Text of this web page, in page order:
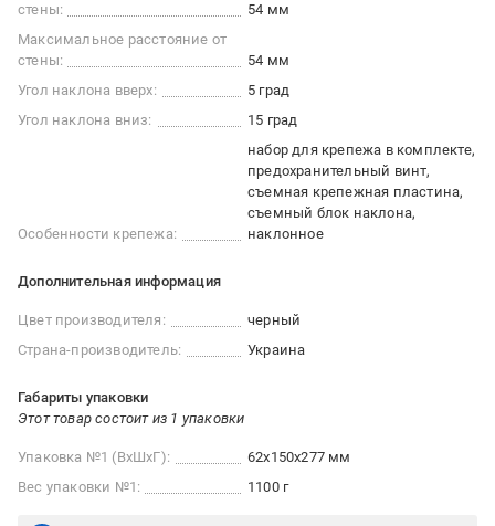
стены:
54 мм
Максимальное расстояние от
стены:
54 мм
Угол наклона вверх:
5 град
Угол наклона вниз:
15 град
Особенности крепежа:
набор для крепежа в комплекте
предохранительный винт
съемная крепежная пластина
съемный блок наклона
наклонное
Дополнительная информация
Цвет производителя:
черный
Страна-производитель:
Украина
Габариты упаковки
Этот товар состоит из 1 упаковки
Упаковка №1 (ВхШхГ):
62x150x277 мм
Вес упаковки №1:
1100 г